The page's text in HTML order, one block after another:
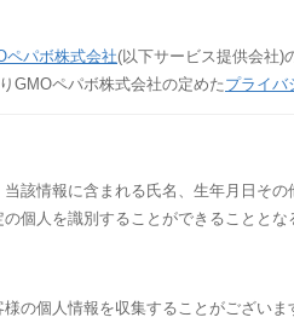
ペパボ株式会社(以下サービス提供会社
GMOペパボ株式会社の定めたプライバ
該情報に含まれる氏名、生年月日そ
個人を識別することができることとな
の個人情報を収集することがございま